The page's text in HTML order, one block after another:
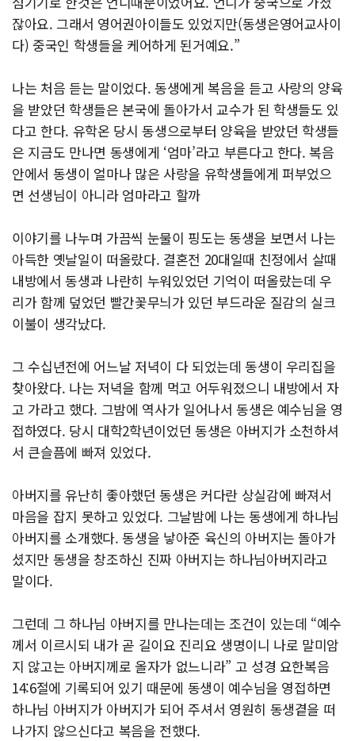
잖아요. 그래서 영어권아이들도 있었지만(동생은영어교사이
다) 중국인 학생들을 케어하게 된거예요.”
나는 처음 듣는 말이었다. 동생에게 복음을 듣고 사랑의 양육
을 받았던 학생들은 본국에 돌아가서 교수가 된 학생들도 있
다고 한다. 유학온 당시 동생으로부터 양육을 받았던 학생들
은 지금도 만나면 동생에게 ‘엄마’라고 부른다고 한다. 복음
안에서 동생이 얼마나 많은 사랑을 유학생들에게 퍼부었으
면 선생님이 아니라 엄마라고 할까
이야기를 나누며 가끔씩 눈물이 핑도는 동생을 보면서 나는
아득한 옛날일이 떠올랐다. 결혼전 20대일때 친정에서 살때
내방에서 동생과 나란히 누워있었던 기억이 떠올랐는데 우
리가 함께 덮었던 빨간꽃무늬가 있던 부드라운 질감의 실크
이불이 생각났다.
그 수십년전에 어느날 저녁이 다 되었는데 동생이 우리집을
찾아왔다. 나는 저녁을 함께 먹고 어두워졌으니 내방에서 자
고 가라고 했다. 그밤에 역사가 일어나서 동생은 예수님을 영
접하였다. 당시 대학2학년이었던 동생은 아버지가 소천하셔
서 큰슬픔에 빠져 있었다.
아버지를 유난히 좋아했던 동생은 커다란 상실감에 빠져서
마음을 잡지 못하고 있었다. 그날밤에 나는 동생에게 하나님
아버지를 소개했다. 동생을 낳아준 육신의 아버지는 돌아가
셨지만 동생을 창조하신 진짜 아버지는 하나님아버지라고
말이다.
그런데 그 하나님 아버지를 만나는데는 조건이 있는데 “예수
께서 이르시되 내가 곧 길이요 진리요 생명이니 나로 말미암
지 않고는 아버지께로 올자가 없느니라” 고 성경 요한복음
14:6절에 기록되어 있기 때문에 동생이 예수님을 영접하면
하나님 아버지가 아버지가 되어 주셔서 영원히 동생곁을 떠
나가지 않으신다고 복음을 전했다.